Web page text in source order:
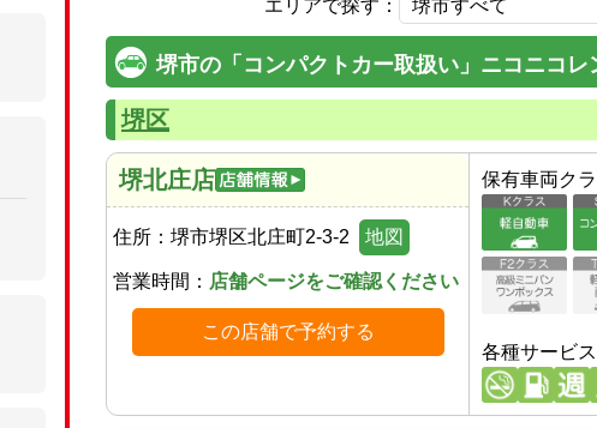
エリアで探す：
堺市の「コンパクトカー取扱い」ニコニコレ
堺区
堺北庄店
住所： 堺市堺区北庄町2-3-2 地図
営業時間： 店舗ページをご確認ください
この店舗で予約する
保有車両ク
各種サービス